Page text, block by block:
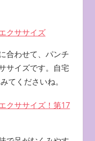
クササイズ
合わせて、パンチ
サイズです。自宅
てくださいね。
クササイズ！第17